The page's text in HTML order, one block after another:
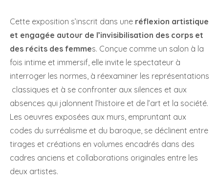
Cette exposition s’inscrit dans une réflexion artistique
et engagée autour de l’invisibilisation des corps et
des récits des femmes. Conçue comme un salon à la
fois intime et immersif, elle invite le spectateur à
interroger les normes, à réexaminer les représentations
classiques et à se confronter aux silences et aux
absences qui jalonnent l’histoire et de l’art et la société.
Les oeuvres exposées aux murs, empruntant aux
codes du surréalisme et du baroque, se déclinent entre
tirages et créations en volumes encadrés dans des
cadres anciens et collaborations originales entre les
deux artistes.